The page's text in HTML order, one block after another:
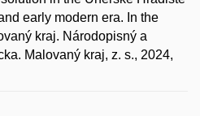
early modern era. In the
kraj. Národopisný a
Malovaný kraj, z. s., 2024,